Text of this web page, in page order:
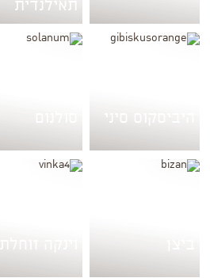
תאילנדית
היביסקוס סיני
וינקה זוחלת